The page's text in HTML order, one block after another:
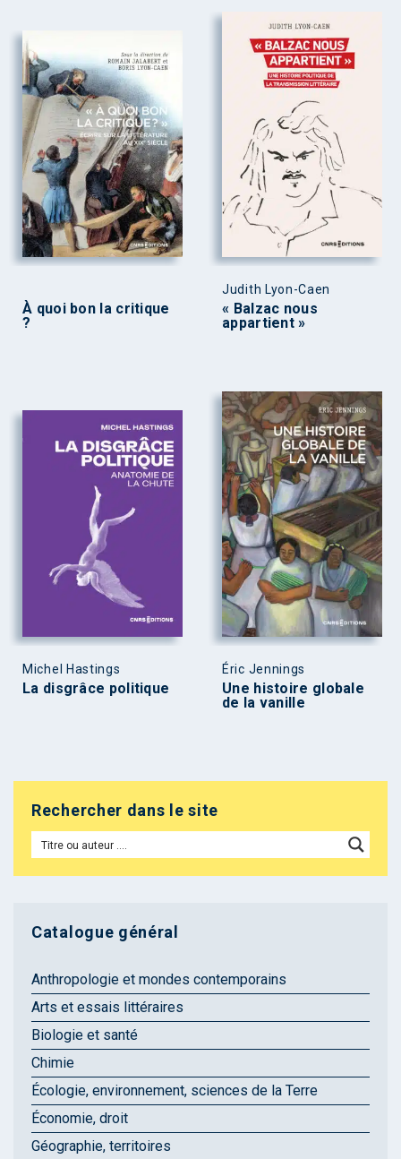
À quoi bon la critique
?
Judith Lyon-Caen
« Balzac nous
appartient »
Michel Hastings
La disgrâce politique
Éric Jennings
Une histoire globale
de la vanille
Rechercher dans le site
Catalogue général
Anthropologie et mondes contemporains
Arts et essais littéraires
Biologie et santé
Chimie
Écologie, environnement, sciences de la Terre
Économie, droit
Géographie, territoires